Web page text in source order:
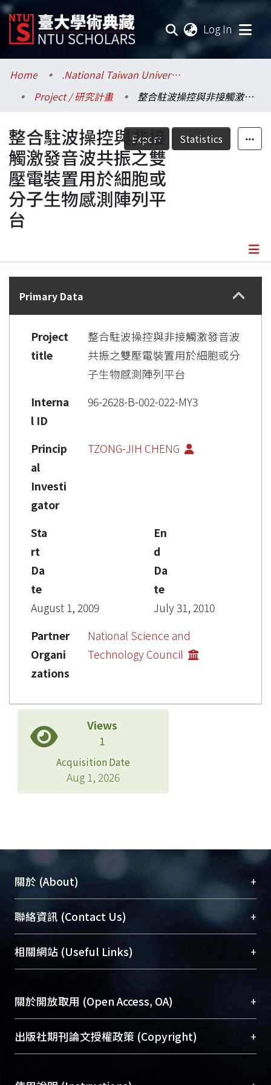
Log In
Communities & Collections
Research Outputs
Fundings & Projects
Researchers
Organizations
Statistics
Home
.National Taiwan University / 國立臺灣大學
Project / 研究計畫
整合駐波操控與非接觸激發音波共振之雙壓電裝置用於細胞或分子生物感測陣列平台
Export Statistics
整合駐波操控與非接
觸激發音波共振之雙
壓電裝置用於細胞或
分子生物感測陣列平
台
Details
Primary Data
Project
title
整合駐波操控與非接觸激發音波
共振之雙壓電裝置用於細胞或分
子生物感測陣列平台
Interna
l ID
96-2628-B-002-022-MY3
Princip
al
Investi
gator
TZONG-JIH CHENG
Sta
rt
Da
te
August 1, 2009
En
d
Da
te
July 31, 2010
Partner
Organi
zations
National Science and
Technology Council
Views
1
Acquisition Date
Aug 1, 2026
關於 (About) +
臺大位居世界頂尖大學之列，為永久珍藏及向國際
展現本校豐碩的研究成果及學術能量，圖書館整合
機構典藏（NTUR）與學術庫（AH）不同功能平
台，成為臺大學術典藏NTU scholars。期能整合研
成果。
To permanently archive and promote researcher
profiles and scholarly works, Library integrates the
services of “NTU Repository” with “Academic
聯絡資訊 (Contact Us) +
總館學科館員(Main Library)
醫學圖書館學科館員(Medical Library)
Sciences Library)
相關網站 (Useful Links) +
關於開放取用 (Open Access, OA) +
開放取用是從使用者角度提升資訊取用性的社會運
動，應用在學術研究上是透過將研究著作公開供使
出版社期刊論文授權政策 (Copyright) +